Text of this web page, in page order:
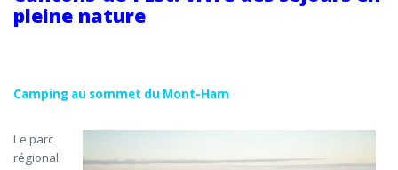
pleine nature
Camping au sommet du Mont-Ham
Le parc
régional